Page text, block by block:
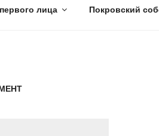
лица Покровский